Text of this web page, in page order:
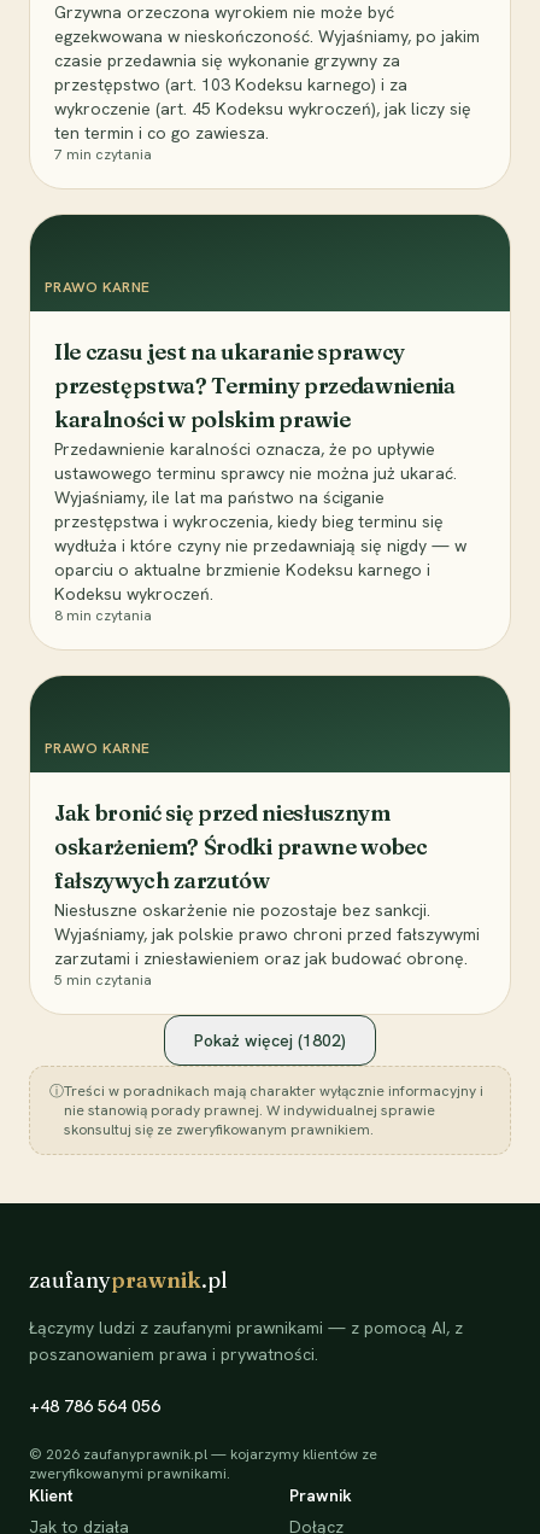
Grzywna orzeczona wyrokiem nie może być
egzekwowana w nieskończoność. Wyjaśniamy, po jakim
czasie przedawnia się wykonanie grzywny za
przestępstwo (art. 103 Kodeksu karnego) i za
wykroczenie (art. 45 Kodeksu wykroczeń), jak liczy się
ten termin i co go zawiesza.
7 min czytania
PRAWO KARNE
Ile czasu jest na ukaranie sprawcy
przestępstwa? Terminy przedawnienia
karalności w polskim prawie
Przedawnienie karalności oznacza, że po upływie
ustawowego terminu sprawcy nie można już ukarać.
Wyjaśniamy, ile lat ma państwo na ściganie
przestępstwa i wykroczenia, kiedy bieg terminu się
wydłuża i które czyny nie przedawniają się nigdy — w
oparciu o aktualne brzmienie Kodeksu karnego i
Kodeksu wykroczeń.
8 min czytania
PRAWO KARNE
Jak bronić się przed niesłusznym
oskarżeniem? Środki prawne wobec
fałszywych zarzutów
Niesłuszne oskarżenie nie pozostaje bez sankcji.
Wyjaśniamy, jak polskie prawo chroni przed fałszywymi
zarzutami i zniesławieniem oraz jak budować obronę.
5 min czytania
Pokaż więcej (1802)
ⓘTreści w poradnikach mają charakter wyłącznie informacyjny i
nie stanowią porady prawnej. W indywidualnej sprawie
skonsultuj się ze zweryfikowanym prawnikiem.
zaufanyprawnik.pl
Łączymy ludzi z zaufanymi prawnikami — z pomocą AI, z
poszanowaniem prawa i prywatności.
+48 786 564 056
© 2026 zaufanyprawnik.pl — kojarzymy klientów ze
zweryfikowanymi prawnikami.
Klient
Jak to działa
Prawnik
Dołącz